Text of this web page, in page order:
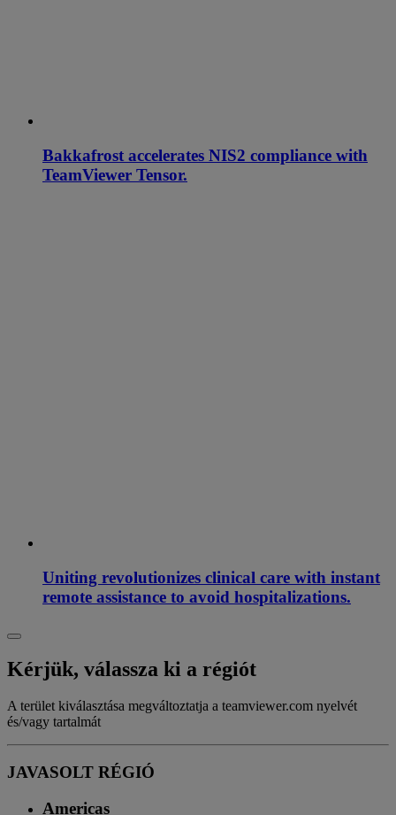
Bakkafrost accelerates NIS2 compliance with
TeamViewer Tensor.
Uniting revolutionizes clinical care with instant
remote assistance to avoid hospitalizations.
Kérjük, válassza ki a régiót
A terület kiválasztása megváltoztatja a teamviewer.com nyelvét
és/vagy tartalmát
JAVASOLT RÉGIÓ
Americas